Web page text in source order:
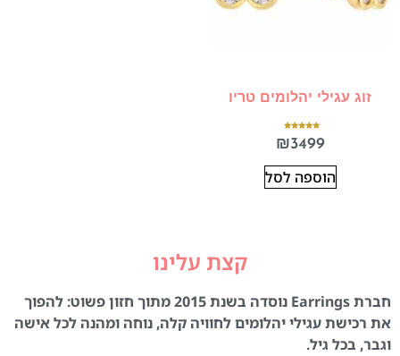
זוג עגילי יהלומים טריו
5.00
מתוך 5 ₪3499
הוספה לסל
קצת עלינו
חברת Earrings נוסדה בשנת 2015 מתוך חזון פשוט: להפוך
את רכישת עגילי יהלומים לחוויה קלה, נוחה ומהנה לכל אישה
וגבר, בכל גיל.